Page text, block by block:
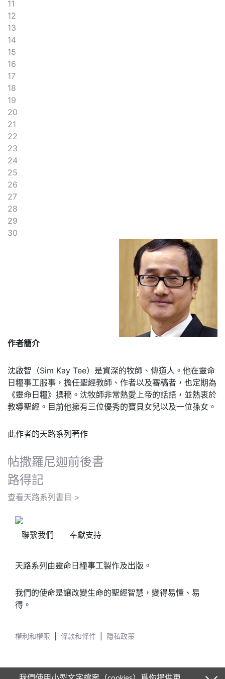
11
12
13
14
15
16
17
18
19
20
21
22
23
24
25
26
27
28
29
30
作者簡介
沈啟智（Sim Kay Tee）是資深的牧師、傳道人。他在靈命
日糧事工服事，擔任聖經教師、作者以及審稿者，也定期為
《靈命日糧》撰稿。沈牧師非常熱愛上帝的話語，並熱衷於
教導聖經。目前他擁有三位優秀的寶貝女兒以及一位孫女。
此作者的天路系列著作
帖撒羅尼迦前後書
路得記
查看天路系列書目 >
聯繫我們 奉獻支持
天路系列由靈命日糧事工製作及出版。
我們的使命是讓改變生命的聖經智慧，變得易懂、易
得。
權利和權限 條款和條件 隱私政策